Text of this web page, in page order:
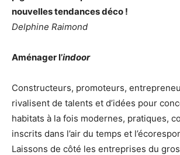
nouvelles tendances déco !
Delphine Raimond
Aménager l’indoor
Constructeurs, promoteurs,
rivalisent de talents et d’idées pour
habitats à la fois modernes, pratiques,
inscrits dans l’air du temps et
Laissons de côté les entreprises du